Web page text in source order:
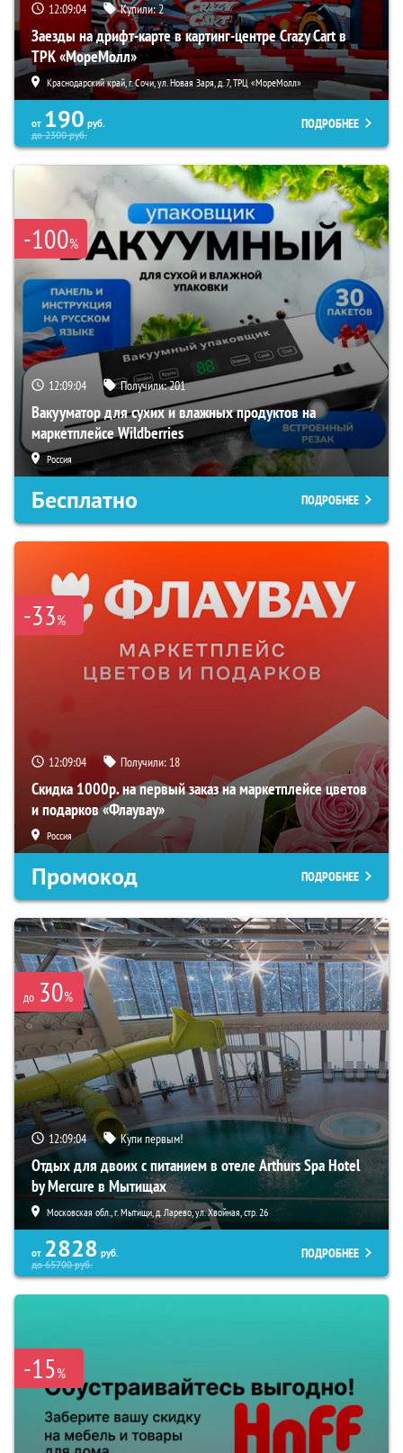
12:09:03 Купили:2
Заезды на дрифт-карте в картинг-центре Crazy Cart в
ТРК «МореМолл»
Краснодарский край, г. Сочи, ул. Новая Заря, д. 7, ТРЦ «МореМолл»
от 190 руб.
до2300руб.
ПОДРОБНЕЕ
-100%
12:09:03 Получили:201
Вакууматор для сухих и влажных продуктов на
маркетплейсе Wildberries
Россия
Бесплатно ПОДРОБНЕЕ
-33%
12:09:03 Получили: 18
Скидка 1000р. на первый заказ на маркетплейсе цветов
и подарков «Флаувау»
Россия
Промокод ПОДРОБНЕЕ
до 30%
12:09:03 Купи первым!
Отдых для двоих с питанием в отеле Arthurs Spa Hotel
by Mercure в Мытищах
Московская обл., г. Мытищи, д. Ларево, ул. Хвойная, стр. 26
от 2828 руб.
до65700руб.
ПОДРОБНЕЕ
-15%